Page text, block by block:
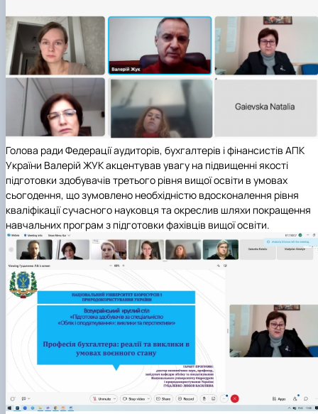
Голова ради Федерації аудиторів, бухгалтерів і фінансистів АПК
України Валерій ЖУКакцентував увагу на підвищенні якості
підготовки здобувачів третього рівня вищої освіти в умовах
сьогодення, що зумовлено необхідністю вдосконалення рівня
кваліфікації сучасного науковця та окреслив шляхи покращення
навчальних програм з підготовки фахівців вищої освіти.